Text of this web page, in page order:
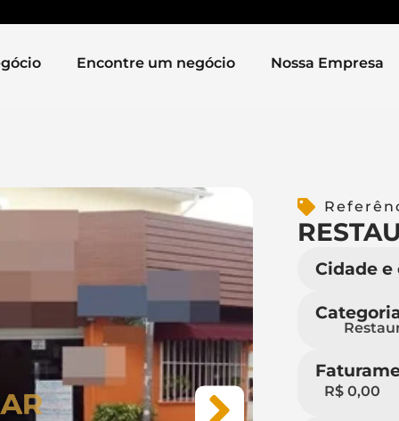
Encontre um negócio Nossa Empresa
Cidade e
R$ 0,00